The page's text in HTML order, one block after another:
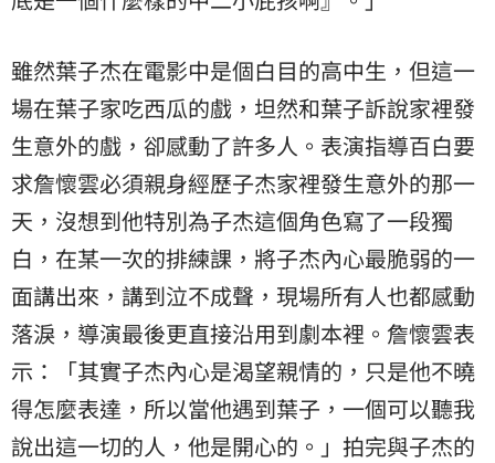
雖然葉子杰在電影中是個白目的高中生，但這一
場在葉子家吃西瓜的戲，坦然和葉子訴說家裡發
生意外的戲，卻感動了許多人。表演指導百白要
求詹懷雲必須親身經歷子杰家裡發生意外的那一
天，沒想到他特別為子杰這個角色寫了一段獨
白，在某一次的排練課，將子杰內心最脆弱的一
面講出來，講到泣不成聲，現場所有人也都感動
落淚，導演最後更直接沿用到劇本裡。詹懷雲表
示：「其實子杰內心是渴望親情的，只是他不曉
得怎麼表達，所以當他遇到葉子，一個可以聽我
說出這一切的人，他是開心的。」拍完與子杰的